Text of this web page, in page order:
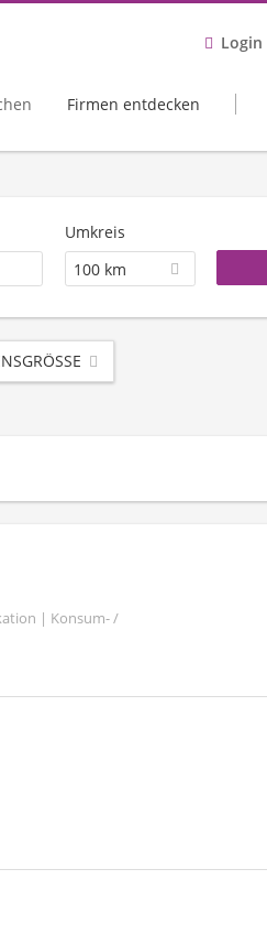
Login
Firmen entdecken
Umkreis
100 km
| Konsum- /